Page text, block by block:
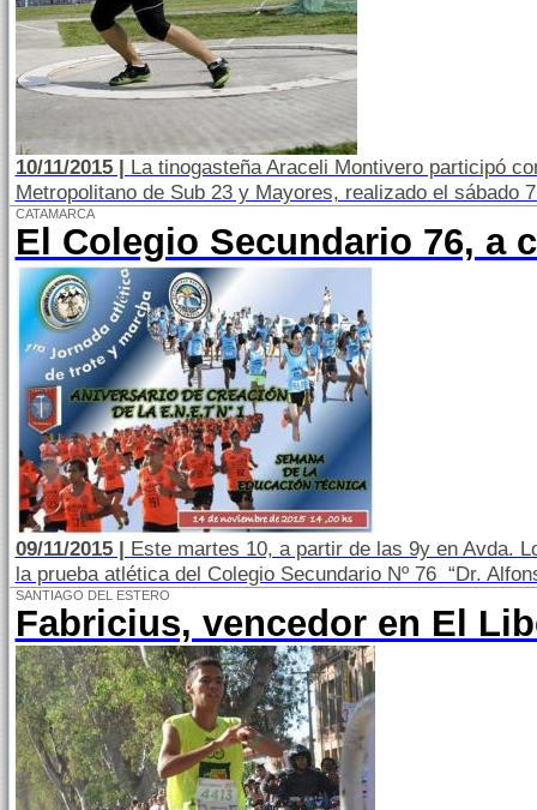
10/11/2015 | La tinogasteña Araceli Montivero participó
Metropolitano de Sub 23 y Mayores, realizado el sábado
CATAMARCA
El Colegio Secundario 76, a
09/11/2015 | Este martes 10, a partir de las 9y en Avda.
la prueba atlética del Colegio Secundario Nº 76 “Dr.
SANTIAGO DEL ESTERO
Fabricius, vencedor en El